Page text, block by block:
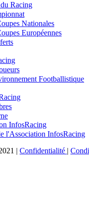
Racing
Nationales
Européennes
Footballistique
InfosRacing
l'Association InfosRacing
| Confidentialité |